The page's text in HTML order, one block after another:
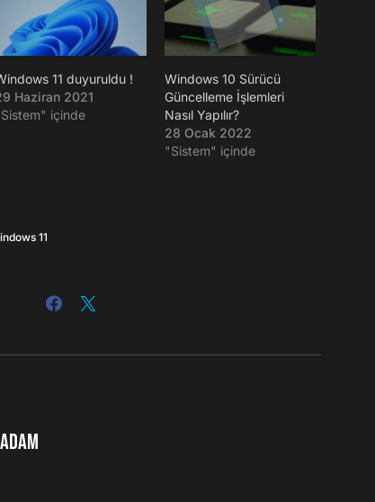
11 duyuruldu !
Haziran 2021
içinde
Windows 10 Sürücü
Güncelleme İşlemleri
Nasıl Yapılır?
28 Ocak 2022
"Sistem" içinde
11